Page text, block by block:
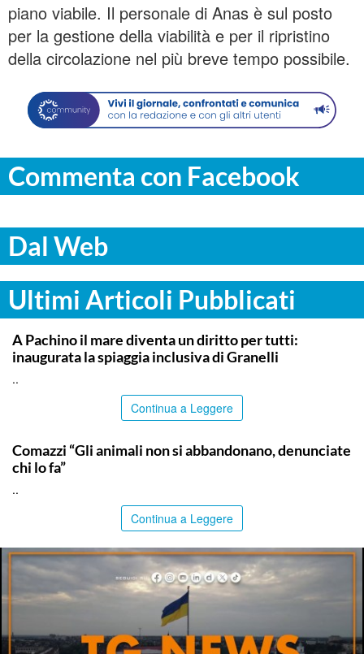
piano viabile. Il personale di Anas è sul posto
per la gestione della viabilità e per il ripristino
della circolazione nel più breve tempo possibile.
Commenta con Facebook
Dal Web
Ultimi Articoli Pubblicati
SIRACUSA
A Pachino il mare diventa un diritto per tutti:
inaugurata la spiaggia inclusiva di Granelli
..
Continua a Leggere
Comazzi “Gli animali non si abbandonano, denunciate
chi lo fa”
..
Continua a Leggere